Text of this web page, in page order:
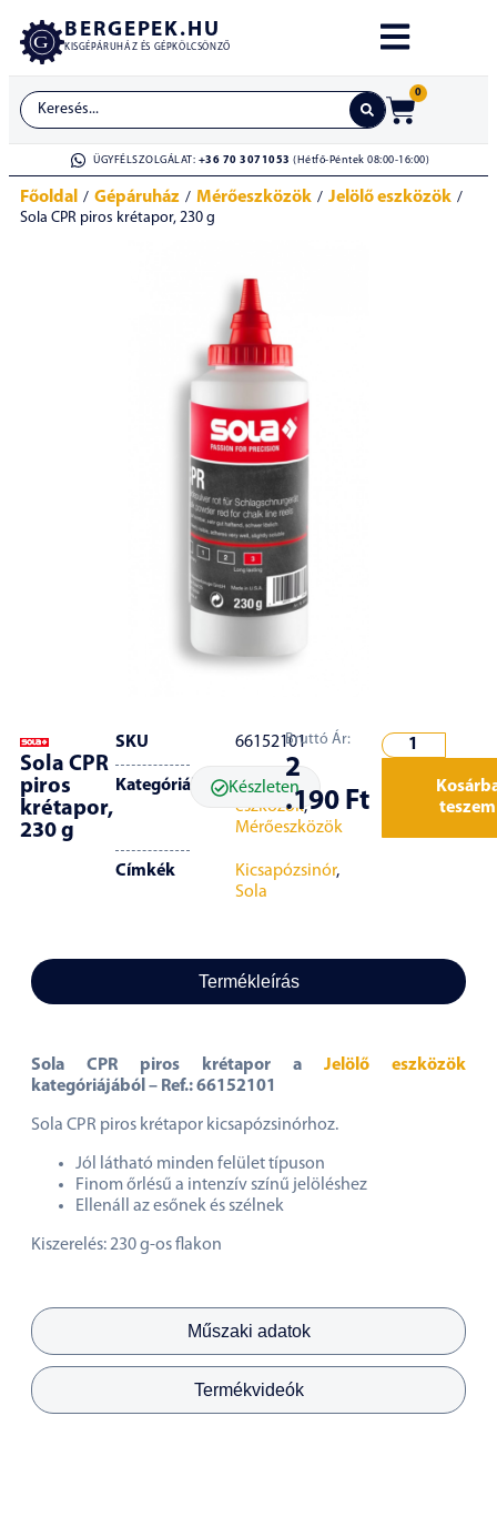
BERGEPEK.HU
KISGÉPÁRUHÁZ ÉS GÉPKÖLCSÖNZŐ
0
ÜGYFÉLSZOLGÁLAT: +36 70 3071053 (Hétfő-Péntek 08:00-16:00)
Főoldal / Gépáruház / Mérőeszközök / Jelölő eszközök /
Sola CPR piros krétapor, 230 g
Sola CPR
piros
krétapor,
230 g
SKU 66152101
Kategóriák
Jelölő
eszközök,
Mérőeszközök
Címkék Kicsapózsinór,
Sola
Készleten
Bruttó Ár:
2
.190 Ft
teszem
Termékleírás
Műszaki adatok
Termékvideók
Sola CPR piros krétapor a Jelölő eszközök
kategóriájából – Ref.: 66152101
Sola CPR piros krétapor kicsapózsinórhoz.
Jól látható minden felület típuson
Finom őrlésű a intenzív színű jelöléshez
Ellenáll az esőnek és szélnek
Kiszerelés: 230 g-os flakon